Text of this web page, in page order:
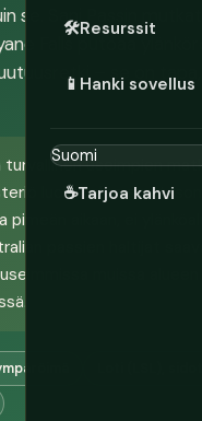
🛠️Resurssit
📱 Hanki sovellus
☕Tarjoa kahvi
se. Sani Passin
Falls putoaa
– se on tapa,
useimpien
luokittelee sen tason
aikaan, ei
passien haltijat
muissa